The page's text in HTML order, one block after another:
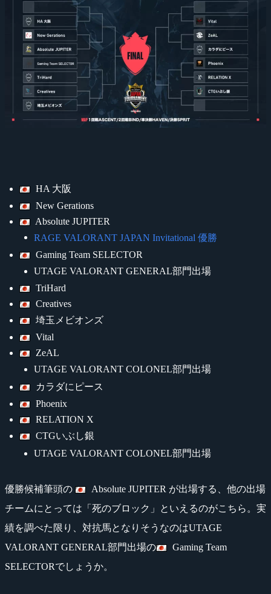
HA 大阪
New Gerations
Absolute JUPITER
RAGE VALORANT JAPAN Invitational 優勝
Gaming Team SELECTOR
UTAGE VALORANT GENERAL部門出場
TriHard
Creatives
埼玉メビオンズ
Vital
ZeAL
UTAGE VALORANT COLONEL部門出場
カラダにピース
Phoenix
RELATION X
CTGいぶし銀
UTAGE VALORANT COLONEL部門出場
優勝候補筆頭の
Absolute JUPITER が出場する、他の出場
チームにとっては「死のブロック」といえるのがこちら。実
績を調べた限り、対抗馬となりそうなのはUTAGE
VALORANT GENERAL部門出場の
Gaming Team
SELECTORでしょうか。